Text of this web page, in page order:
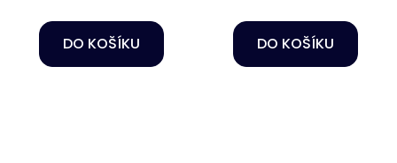
DO KOŠÍKU DO KOŠÍKU